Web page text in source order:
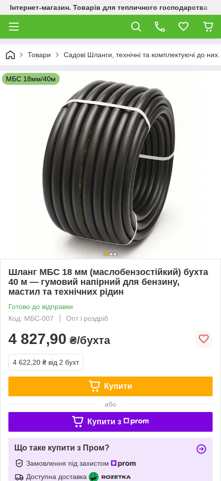
Інтернет-магазин. Товарів для тепличного господарства
Товари Садові Шланги, технічні та комплектуючі до них.
МБС 18мм/40м
Шланг МБС 18 мм (маслобензостійкий) бухта
40 м — гумовий напірний для бензину,
мастил та технічних рідин
Готово до відправки
Код: МБС-007
Опт і роздріб
4 827,90 ₴/бухта
4 622,20 ₴ від 2 бухт
Купити
або
Купити з
Що таке купити з Пром?
Замовлення під захистом
Доступна доставка